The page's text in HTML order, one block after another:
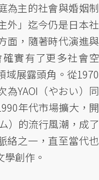
為主的社會與婚姻制
外」迄今仍是日本社
面，隨著時代演進與
實有了更多社會空
域展露頭角。從1970
為YAOI（やおい）同
年代市場擴大，開
）的流行風潮，成了
絡之一，直至當代也
創作。